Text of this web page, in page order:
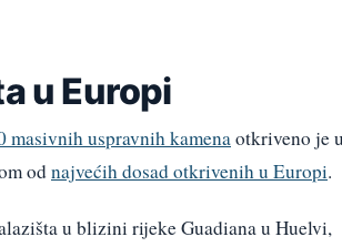
u Europi
masivnih uspravnih kamenaotkriveno je
odnajvećih dosad otkrivenih u Europi.
u blizini rijeke Guadiana u Huelvi,